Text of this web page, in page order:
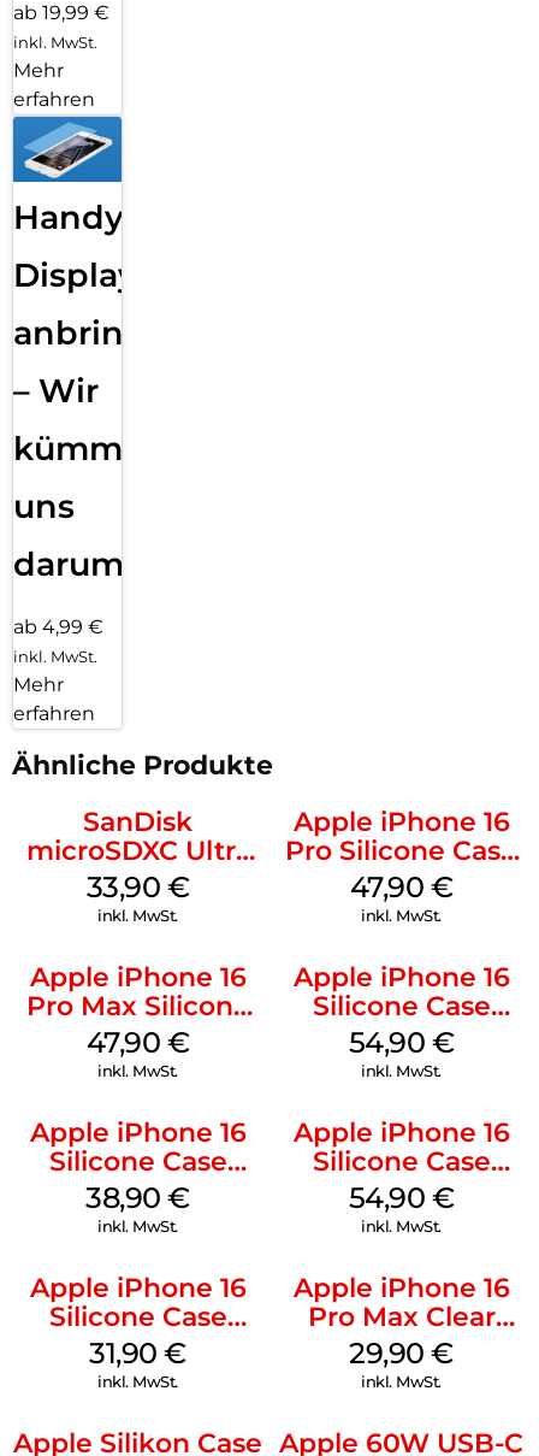
ab 19,99 €
inkl. MwSt.
Mehr
erfahren
Handy
Displayfolie
anbringen
– Wir
kümmern
uns
darum!
ab 4,99 €
inkl. MwSt.
Mehr
erfahren
Ähnliche Produkte
SanDisk
microSDXC Ultra
128 GB + Adapter
Mobile
33,90 €
inkl. MwSt.
Apple iPhone 16
Pro Silicone Case
MagSafe Denim
47,90 €
inkl. MwSt.
Apple iPhone 16
Pro Max Silicone
Case MagSafe
Black
47,90 €
inkl. MwSt.
Apple iPhone 16
Silicone Case
MagSafe Black
54,90 €
inkl. MwSt.
Apple iPhone 16
Silicone Case
MagSafe
Ultramarine
38,90€
inkl. MwSt.
Apple iPhone 16
Silicone Case
MagSafe Lake
Green
54,90 €
inkl. MwSt.
Apple iPhone 16
Silicone Case
MagSafe Fuchsia
31,90€
inkl. MwSt.
Apple iPhone 16
Pro Max Clear
Case MagSafe
Transparent
29,90€
inkl. MwSt.
Apple Silikon Case Apple 60W USB-C